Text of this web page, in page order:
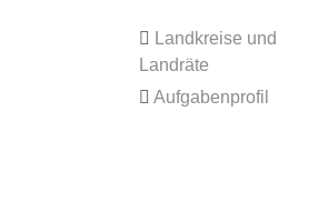
Landkreise und
Landräte
Aufgabenprofil